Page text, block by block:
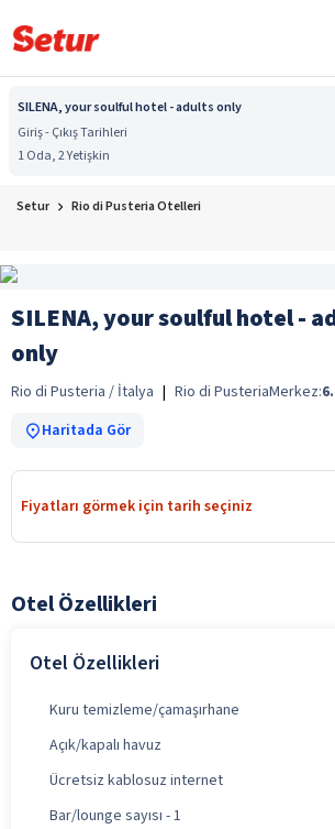
SILENA, your soulful hotel - adults only
Giriş - Çıkış Tarihleri
1 Oda, 2 Yetişkin
Setur Rio di Pusteria Otelleri
SILENA, your soulful hotel -
only
Rio di Pusteria / İtalya | Rio di PusteriaMerkez:
Haritada Gör
Fiyatları görmek için tarih seçiniz
Otel Özellikleri
Otel Özellikleri
Kuru temizleme/çamaşırhane
Açık/kapalı havuz
Ücretsiz kablosuz internet
Bar/lounge sayısı - 1